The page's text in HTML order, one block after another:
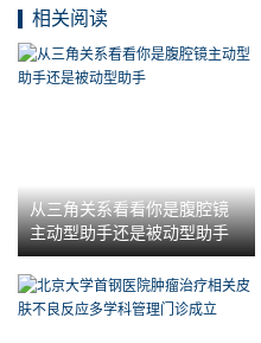
相关阅读
从三角关系看看你是腹腔镜
主动型助手还是被动型助手